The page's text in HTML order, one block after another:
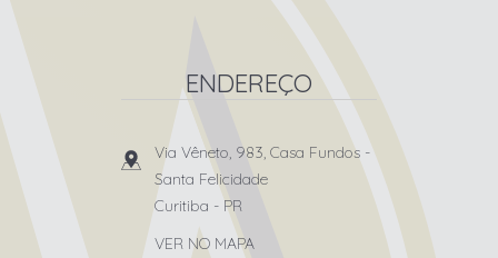
ENDEREÇO
Via Vêneto, 983, Casa Fundos -
Santa Felicidade
Curitiba - PR
VER NO MAPA